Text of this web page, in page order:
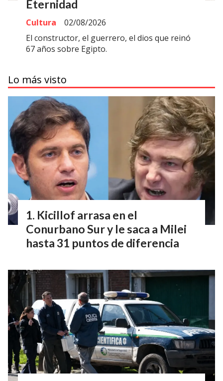
Eternidad
Cultura
02/08/2026
El constructor, el guerrero, el dios que reinó
67 años sobre Egipto.
Lo más visto
Kicillof arrasa en el
Conurbano Sur y le saca a Milei
hasta 31 puntos de diferencia